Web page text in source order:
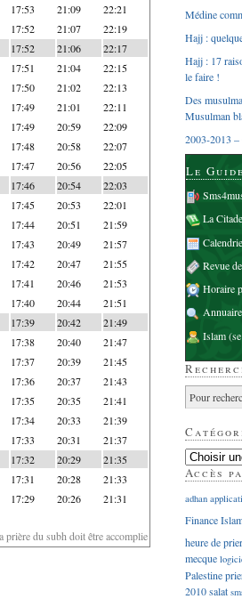
17:53 21:09 22:21
17:52 21:07 22:19
17:52 21:06 22:17
17:51 21:04 22:15
17:50 21:02 22:13
17:49 21:01 22:11
17:49 20:59 22:09
17:48 20:58 22:07
17:47 20:56 22:05
17:46 20:54 22:03
17:45 20:53 22:01
17:44 20:51 21:59
17:43 20:49 21:57
17:42 20:47 21:55
17:41 20:46 21:53
17:40 20:44 21:51
17:39 20:42 21:49
17:38 20:40 21:47
17:37 20:39 21:45
17:36 20:37 21:43
17:35 20:35 21:41
17:34 20:33 21:39
17:33 20:31 21:37
17:32 20:29 21:35
17:31 20:28 21:33
17:29 20:26 21:31
prière du subh doit être accomplie
Médine
Hajj :
Hajj : 17
le faire !
Des
Musulman
2003-2013 –
Le
La
Revue
Horaire
Islam
Accès
adhan
Finance
heure de
mecque
Palestine
2010salat